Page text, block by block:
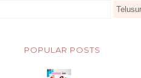
POPULAR POSTS